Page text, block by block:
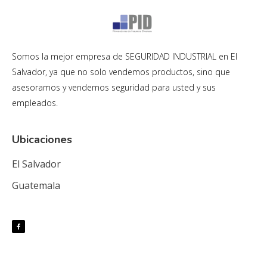
Somos la mejor empresa de SEGURIDAD INDUSTRIAL en El
Salvador, ya que no solo vendemos productos, sino que
asesoramos y vendemos seguridad para usted y sus
empleados.
Ubicaciones
El Salvador
Guatemala